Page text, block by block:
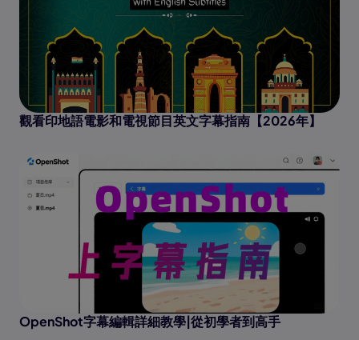
觀看印地語電影和電視節目英文字幕指南【2026年】
OpenShot字幕編輯詳細教學|從初學者到高手